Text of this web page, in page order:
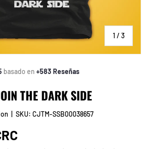
1 / de
3
basado en +583 Reseñas
THE DARK SIDE
SKU: CJTM-SSB00038657